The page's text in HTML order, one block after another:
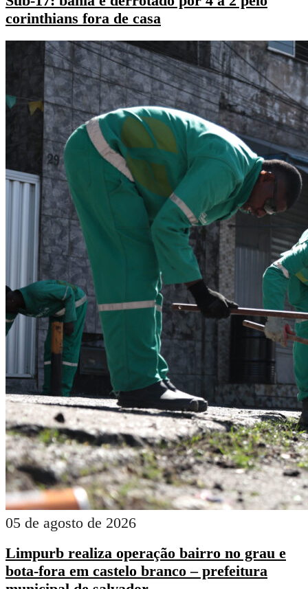
corinthians fora de casa
05 de agosto de 2026
Limpurb realiza operação bairro no grau e
bota-fora em castelo branco – prefeitura